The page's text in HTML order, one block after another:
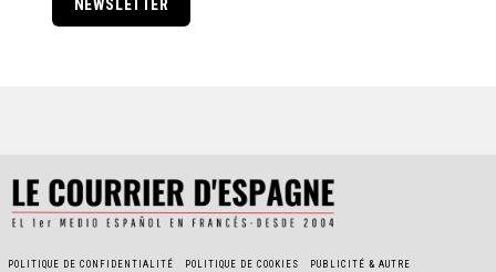
NEWSLETTER
POLITIQUE DE CONFIDENTIALITÉ POLITIQUE DE COOKIES PUBLICITÉ & AUTRE